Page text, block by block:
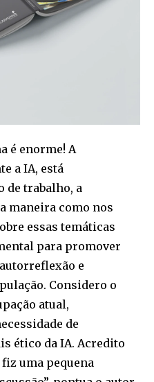
é enorme! A
a IA, está
de trabalho, a
maneira como nos
essas temáticas
para promover
e
Considero o
atual,
de
ético da IA. Acredito
uma pequena